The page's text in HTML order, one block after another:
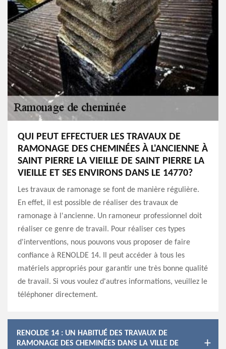
QUI PEUT EFFECTUER LES TRAVAUX DE
RAMONAGE DES CHEMINÉES À L'ANCIENNE À
SAINT PIERRE LA VIEILLE DE SAINT PIERRE LA
VIEILLE ET SES ENVIRONS DANS LE 14770?
Les travaux de ramonage se font de manière régulière.
En effet, il est possible de réaliser des travaux de
ramonage à l'ancienne. Un ramoneur professionnel doit
réaliser ce genre de travail. Pour réaliser ces types
d'interventions, nous pouvons vous proposer de faire
confiance à RENOLDE 14. Il peut accéder à tous les
matériels appropriés pour garantir une très bonne qualité
de travail. Si vous voulez d'autres informations, veuillez le
téléphoner directement.
RENOLDE 14 : UN HABITUÉ DES TRAVAUX DE
RAMONAGE DES CHEMINÉES DANS LA VILLE DE